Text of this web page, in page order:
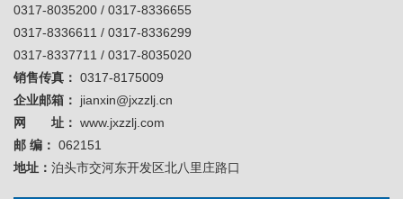
0317-8035200 / 0317-8336655
0317-8336611 / 0317-8336299
0317-8337711 / 0317-8035020
销售传真： 0317-8175009
企业邮箱：
jianxin@jxzzlj.cn
网 址： www.jxzzlj.com
邮 编： 062151
地址： 泊头市交河东开发区北八里庄路口